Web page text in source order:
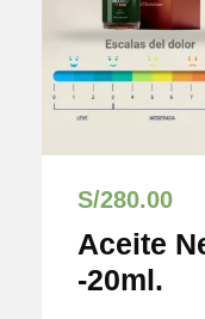
S/280.00
Aceite
-20ml.